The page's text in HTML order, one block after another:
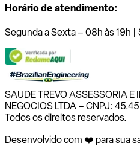
Horário de atendimento:
Segunda a Sexta – 08h às 19h |
SAUDE TREVO ASSESSORIA E
NEGOCIOS LTDA – CNPJ:
Todos os direitos reservados.
Desenvolvido com ❤️ para sua